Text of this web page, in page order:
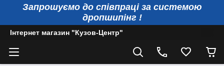
Запрошуємо до співпраці за системою
дропшипінг !
Інтернет магазин "Кузов-Центр"